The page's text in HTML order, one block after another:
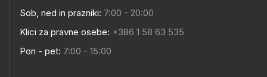
Sob, ned in prazniki: 7:00 - 20:00
Klici za pravne osebe: +386 1 58 63 535
Pon - pet: 7:00 - 15:00